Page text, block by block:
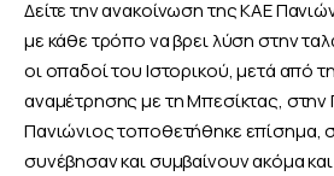
Δείτε την ανακοίνωση της ΚΑΕ
με κάθε τρόπο να βρει λύση στην
οι οπαδοί του Ιστορικού, μετά από
αναμέτρησης με τη Μπεσίκτας, στην
Πανιώνιος τοποθετήθηκε επίσημα,
συνέβησαν και συμβαίνουν ακόμα